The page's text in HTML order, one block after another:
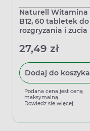
Naturell Witamina
B12, 60 tabletek do
rozgryzania i żucia
27,49 zł
Dodaj do koszyka
Podana cena jest ceną
maksymalną
Dowiedz się więcej